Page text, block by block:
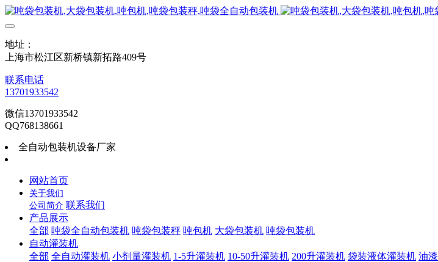
地址：
上海市松江区新桥镇新拓路409号
联系电话
13701933542
微信13701933542
QQ768138661
全自动包装机设备厂家
网站首页
关于我们
公司简介 联系我们
产品展示
全部 吨袋全自动包装机 吨袋包装秤 吨包机 大袋包装机 吨袋包装机
自动灌装机
全部 全自动灌装机 小剂量灌装机 1-5升灌装机 10-50升灌装机 200升灌装机 袋装液体灌装机 油